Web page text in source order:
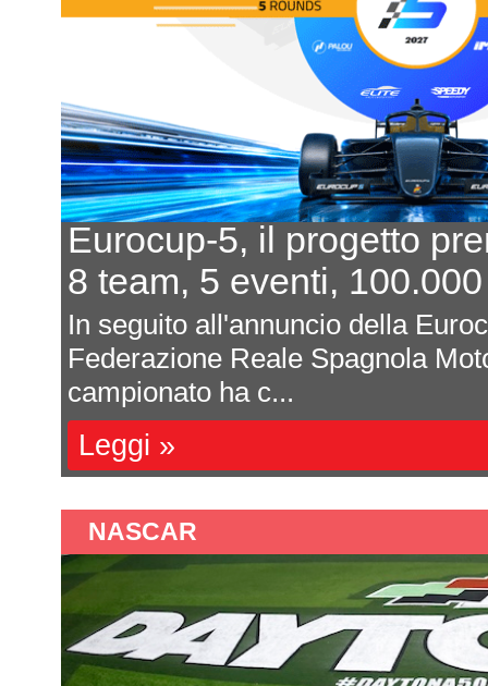
Eurocup-5, il progetto
8 team, 5 eventi,
In seguito all'annuncio della
Federazione Reale Spagnola
campionato ha c...
Leggi »
NASCAR